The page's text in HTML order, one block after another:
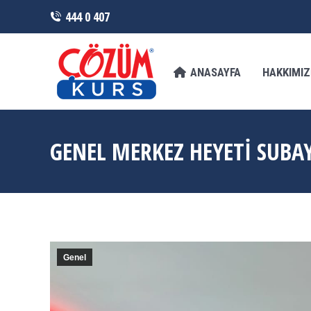
444 0 407
ANASAYFA
GENEL MERKEZ HEYETİ
Genel
ANASAYFA